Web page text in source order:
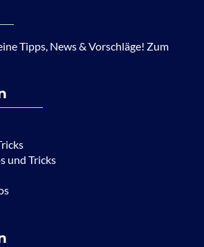
Tipps, News & Vorschläge! Zum
und Tricks